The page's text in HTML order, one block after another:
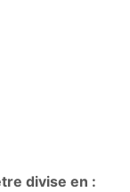
divise en :